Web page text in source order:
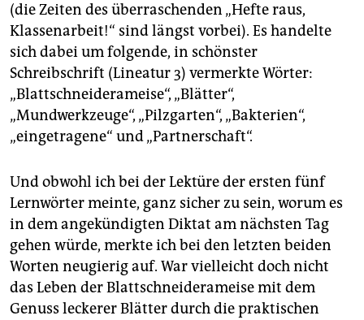
shop
fragen & hilfe
unterstützen
abo
genossenschaft
epaper login
(die Zeiten des überraschenden „Hefte raus,
Klassenarbeit!“ sind längst vorbei). Es handelte
sich dabei um folgende, in schönster
Schreibschrift (Lineatur 3) vermerkte Wörter:
„Blattschneiderameise“, „Blätter“,
„Mundwerkzeuge“, „Pilzgarten“, „Bakterien“,
„eingetragene“ und „Partnerschaft“.
Und obwohl ich bei der Lektüre der ersten fünf
Lernwörter meinte, ganz sicher zu sein, worum es
in dem angekündigten Diktat am nächsten Tag
gehen würde, merkte ich bei den letzten beiden
Worten neugierig auf. War vielleicht doch nicht
das Leben der Blattschneiderameise mit dem
Genuss leckerer Blätter durch die praktischen